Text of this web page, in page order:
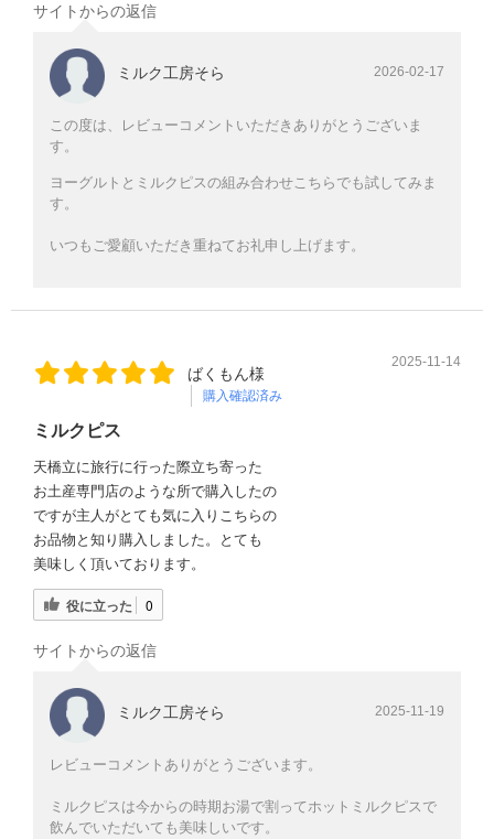
サイトからの返信
ミルク工房そら 2026-02-17
この度は、レビューコメントいただきありがとうございま
す。
ヨーグルトとミルクピスの組み合わせこちらでも試してみま
す。
いつもご愛顧いただき重ねてお礼申し上げます。
ばくもん様
購入確認済み
2025-11-14
ミルクピス
天橋立に旅行に行った際立ち寄った
お土産専門店のような所で購入したの
ですが主人がとても気に入りこちらの
お品物と知り購入しました。とても
美味しく頂いております。
役に立った 0
サイトからの返信
ミルク工房そら 2025-11-19
レビューコメントありがとうございます。
ミルクピスは今からの時期お湯で割ってホットミルクピスで
飲んでいただいても美味しいです。